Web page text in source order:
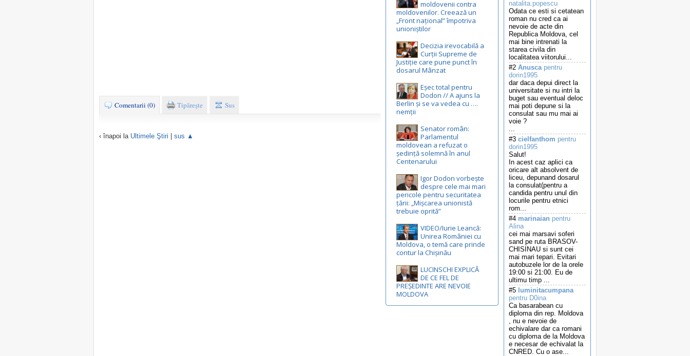
Comentarii (0) Tipăreşte Sus
‹ înapoi la Ultimele Ştiri sus ▲
natalita.popescu
Odata ce esti si cetatean
roman nu cred ca ai
nevoie de acte din
Republica Moldova, cel
mai bine intrenati la
starea civila din
localitatea viitorului...
#2 Anuscapentru
dorin1995
dar daca depui direct la
universitate si nu intri la
buget sau eventual deloc
mai poti depune si la
consulat sau mu mai ai
voie ?
...
#3 cielfanthom pentru
dorin1995
Salut!
In acest caz aplici ca
oricare alt absolvent de
liceu, depunand dosarul
la consulat(pentru a
candida pentru unul din
locurile pentru etnici
rom...
#4 marinaian pentru
Alina
cei mai marsavi soferi
sand pe ruta BRASOV-
CHISINAU si sunt cei
mai mari tepari. Evitari
autobuzele lor de la orele
19:00 si 21:00. Eu de
ultimu timp ...
#5 luminitacumpana
pentru D0ina
Ca basarabean cu
diploma din rep. Moldova
, nu e nevoie de
echivalare dar ca romani
cu diploma de la Moldova
e necesar de echivalat la
CNRED. Cu o ase...
moldovenii contra
moldovenilor. Creează un
„Front național” împotriva
unioniștilor
Decizia irevocabilă a
Curții Supreme de
Justiție care pune punct în
dosarul Mânzat
Eșec total pentru
Dodon // A ajuns la
Berlin și se va vedea cu ….
nemții
Senator român:
Parlamentul
moldovean a refuzat o
ședință solemnă în anul
Centenarului
Igor Dodon vorbește
despre cele mai mari
pericole pentru securitatea
țării: „Mișcarea unionistă
trebuie oprită”
VIDEO/Iurie Leancă:
Unirea României cu
Moldova, o temă care prinde
contur la Chișinău
LUCINSCHI EXPLICĂ
DE CE FEL DE
PREȘEDINTE ARE NEVOIE
MOLDOVA